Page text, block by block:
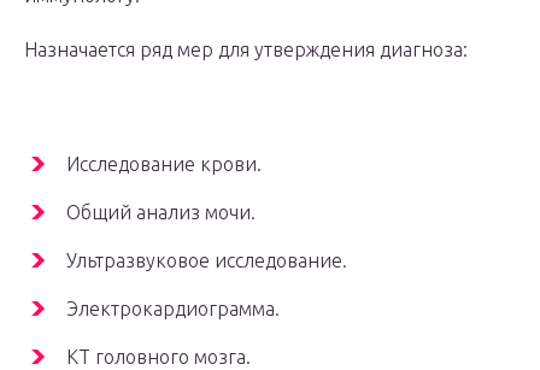
Назначается ряд мер для утверждения диагноза:
Исследование крови.
Общий анализ мочи.
Ультразвуковое исследование.
Электрокардиограмма.
КТ головного мозга.